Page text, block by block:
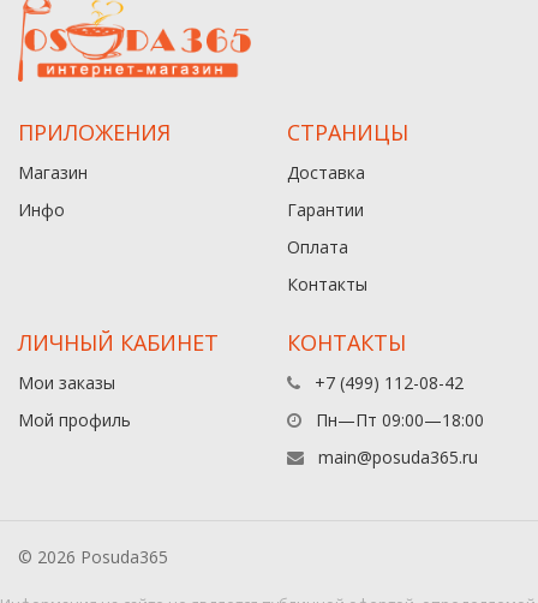
ПРИЛОЖЕНИЯ
Магазин
Инфо
СТРАНИЦЫ
Доставка
Гарантии
Оплата
Контакты
ЛИЧНЫЙ КАБИНЕТ
Мои заказы
Мой профиль
КОНТАКТЫ
+7 (499) 112-08-42
Пн—Пт 09:00—18:00
main@posuda365.ru
© 2026 Posuda365